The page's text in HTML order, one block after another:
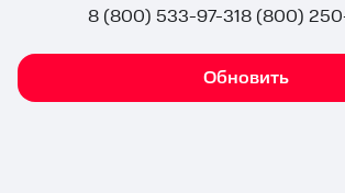
8 (800) 533-97-318 (800)
Обновить